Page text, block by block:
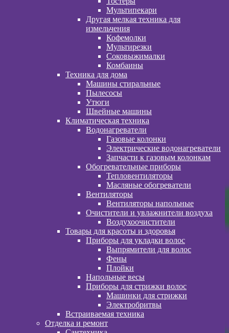
Мультипекари
Другая мелкая техника для
измельчения
Кофемолки
Мультирезки
Соковыжималки
Комбаины
Техника для дома
Машины стиральные
Пылесосы
Утюги
Швейные машины
Климатическая техника
Водонагреватели
Газовые колонки
Электрические водонагреватели
Запчасти к газовым колонкам
Обогревательные приборы
Тепловентиляторы
Масляные обогреватели
Вентиляторы
Вентиляторы напольные
Очистители и увлажнители воздуха
Воздухоочистители
Товары для красоты и здоровья
Приборы для укладки волос
Выпрямители для волос
Фены
Плойки
Напольные весы
Приборы для стрижки волос
Машинки для стрижки
Электробритвы
Встраиваемая техника
Отделка и ремонт